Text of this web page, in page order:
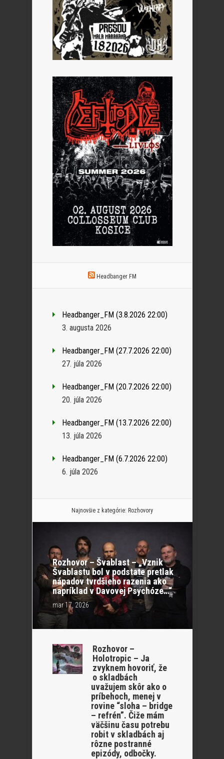
Headbanger FM
Headbanger_FM (3.8.2026 22:00)
3. augusta 2026
Headbanger_FM (27.7.2026 22:00)
27. júla 2026
Headbanger_FM (20.7.2026 22:00)
20. júla 2026
Headbanger_FM (13.7.2026 22:00)
13. júla 2026
Headbanger_FM (6.7.2026 22:00)
6. júla 2026
Najnovšie z kategórie: Rozhovory
Rozhovor – Švablast – „Vznik
Švablastu bol v podstate pretlak
nápadov tvrdšieho razenia ako
napríklad v Davovej Psychóze…“
mar 17, 2026
Rozhovor –
Holotropic – Ja
zvyknem hovoriť, že
o skladbách
uvažujem skôr ako o
príbehoch, menej v
rovine “sloha – bridge
– refrén”. Čiže mám
väčšinu času potrebu
robit v skladbách aj
rôzne postranné
epizódy, odbočky.